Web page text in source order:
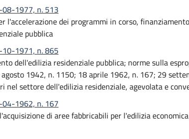
08-1977, n. 513
l'accelerazione dei programmi in corso,
pubblica
10-1971, n. 865
dell'edilizia residenziale pubblica; norme sulla
1942, n. 1150; 18 aprile 1962, n. 167; 29
nel settore dell'edilizia residenziale, agevolata e
04-1962, n. 167
di aree fabbricabili per l'edilizia